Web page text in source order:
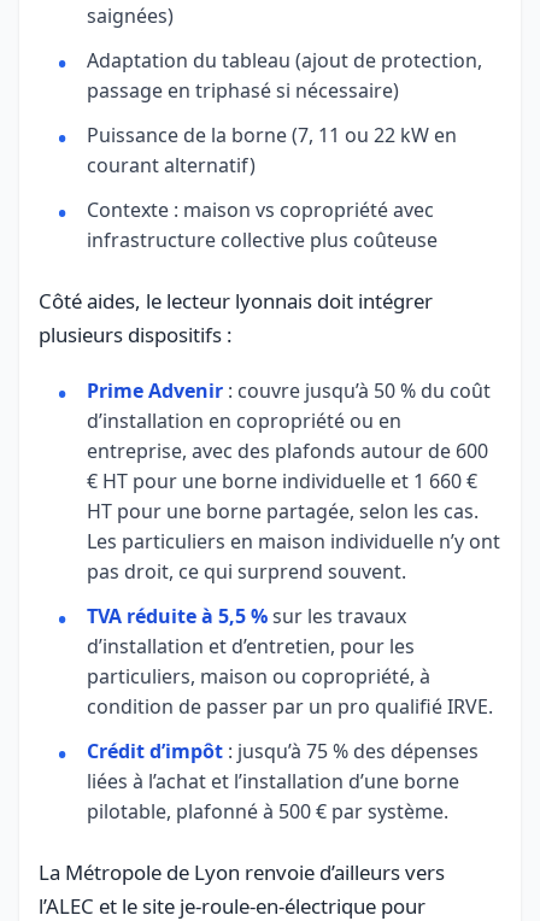
saignées)
Adaptation du tableau (ajout de protection,
passage en triphasé si nécessaire)
Puissance de la borne (7, 11 ou 22 kW en
courant alternatif)
Contexte : maison vs copropriété avec
infrastructure collective plus coûteuse
Côté aides, le lecteur lyonnais doit intégrer
plusieurs dispositifs :
Prime Advenir : couvre jusqu’à 50 % du coût
d’installation en copropriété ou en
entreprise, avec des plafonds autour de 600
€ HT pour une borne individuelle et 1 660 €
HT pour une borne partagée, selon les cas.
Les particuliers en maison individuelle n’y ont
pas droit, ce qui surprend souvent.
TVA réduite à 5,5 %sur les travaux
d’installation et d’entretien, pour les
particuliers, maison ou copropriété, à
condition de passer par un pro qualifié IRVE.
Crédit d’impôt : jusqu’à 75 % des dépenses
liées à l’achat et l’installation d’une borne
pilotable, plafonné à 500 € par système.
La Métropole de Lyon renvoie d’ailleurs vers
l’ALEC et le site je-roule-en-électrique pour